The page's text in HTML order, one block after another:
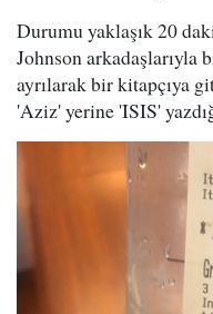
Durumu yaklaşık 20
Johnson arkadaşlarıyla
ayrılarak bir kitapçıya
'Aziz' yerine 'ISIS'